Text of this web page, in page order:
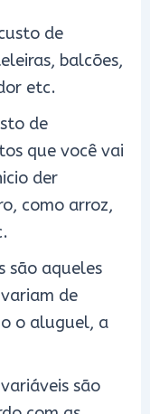
de
balcões,
etc.
de
que você vai
der
como arroz,
são aqueles
de
o aluguel, a
são